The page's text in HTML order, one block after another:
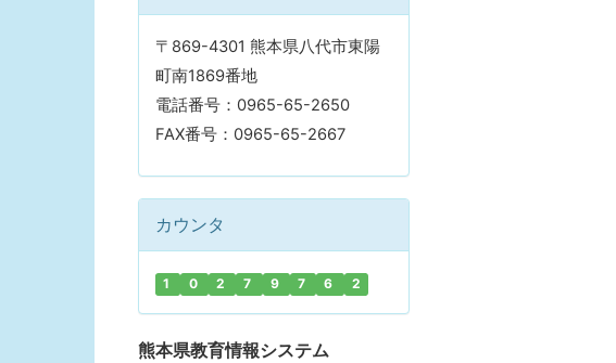
〒869-4301 熊本県八代市東陽
町南1869番地
電話番号：0965-65-2650
FAX番号：0965-65-2667
カウンタ
1 0 2 7 9 7 6 2
熊本県教育情報システム